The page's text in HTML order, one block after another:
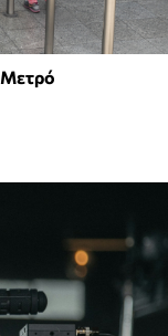
Μετρό